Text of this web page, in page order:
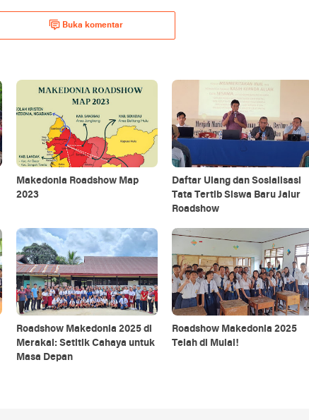
Buka komentar
Makedonia Roadshow Map
2023
Daftar Ulang dan Sosialisasi
Tata Tertib Siswa Baru Jalur
Roadshow
Roadshow Makedonia 2025 di
Merakai: Setitik Cahaya untuk
Masa Depan
Roadshow Makedonia 2025
Telah di Mulai!